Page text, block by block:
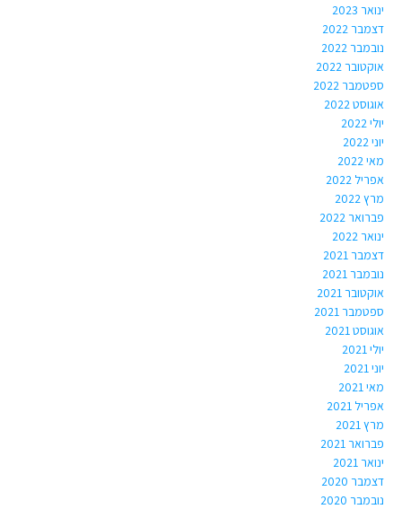
ינואר 2023
דצמבר 2022
נובמבר 2022
אוקטובר 2022
ספטמבר 2022
אוגוסט 2022
יולי 2022
יוני 2022
מאי 2022
אפריל 2022
מרץ 2022
פברואר 2022
ינואר 2022
דצמבר 2021
נובמבר 2021
אוקטובר 2021
ספטמבר 2021
אוגוסט 2021
יולי 2021
יוני 2021
מאי 2021
אפריל 2021
מרץ 2021
פברואר 2021
ינואר 2021
דצמבר 2020
נובמבר 2020